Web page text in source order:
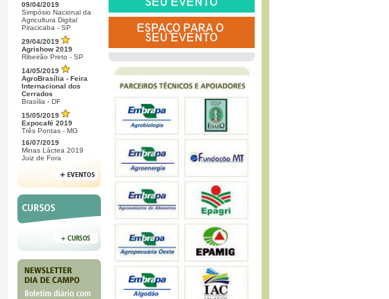
09/04/2019
Simpósio Nacional da
Agricultura Digital
Piracicaba - SP
29/04/2019
Agrishow 2019
Ribeirão Preto - SP
14/05/2019
AgroBrasília - Feira
Internacional dos
Cerrados
Brasília - DF
15/05/2019
Expocafé 2019
Três Pontas - MG
16/07/2019
Minas Láctea 2019
Juiz de Fora